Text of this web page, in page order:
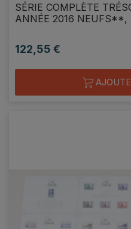
SÉRIE COMPLÈTE
ANNÉE 2016 NEUFS**,
Prix
122,55 €